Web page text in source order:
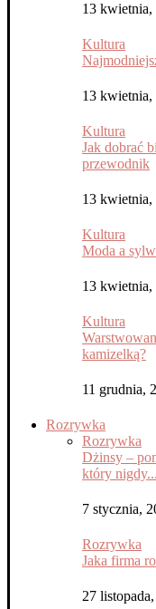
13 kwietnia,
Kultura
13 kwietnia,
Kultura
Jak dobrać
przewodnik
13 kwietnia,
Kultura
Moda a
13 kwietnia,
Kultura
kamizelką?
11 grudnia,
Rozrywka
Rozrywka
Dżinsy –
który nigdy...
7 stycznia,
Rozrywka
Jaka firma
27